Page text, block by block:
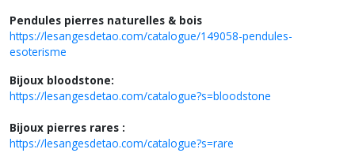
Pendules pierres naturelles & bois
https://lesangesdetao.com/catalogue/149058-pendules-
esoterisme
Bijoux bloodstone:
https://lesangesdetao.com/catalogue?s=bloodstone
Bijoux pierres rares :
https://lesangesdetao.com/catalogue?s=rare